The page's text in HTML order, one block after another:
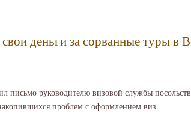
деньги за сорванные туры в
письмо руководителю визовой службы
проблем с оформлением виз.